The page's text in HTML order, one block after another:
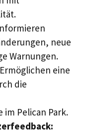
neue
Warnungen.
Ermöglichen eine
die
Pelican Park.